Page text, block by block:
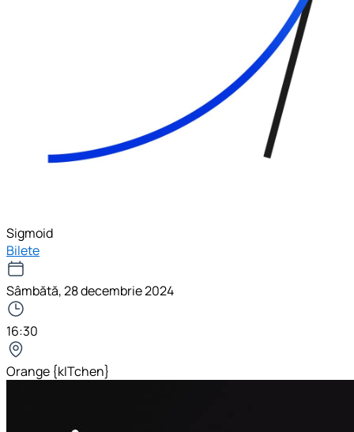
Sigmoid
Bilete
Sâmbătă, 28 decembrie 2024
16:30
Orange {kITchen}